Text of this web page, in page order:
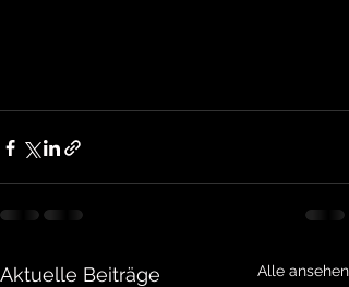
Aktuelle Beiträge Alle ansehen